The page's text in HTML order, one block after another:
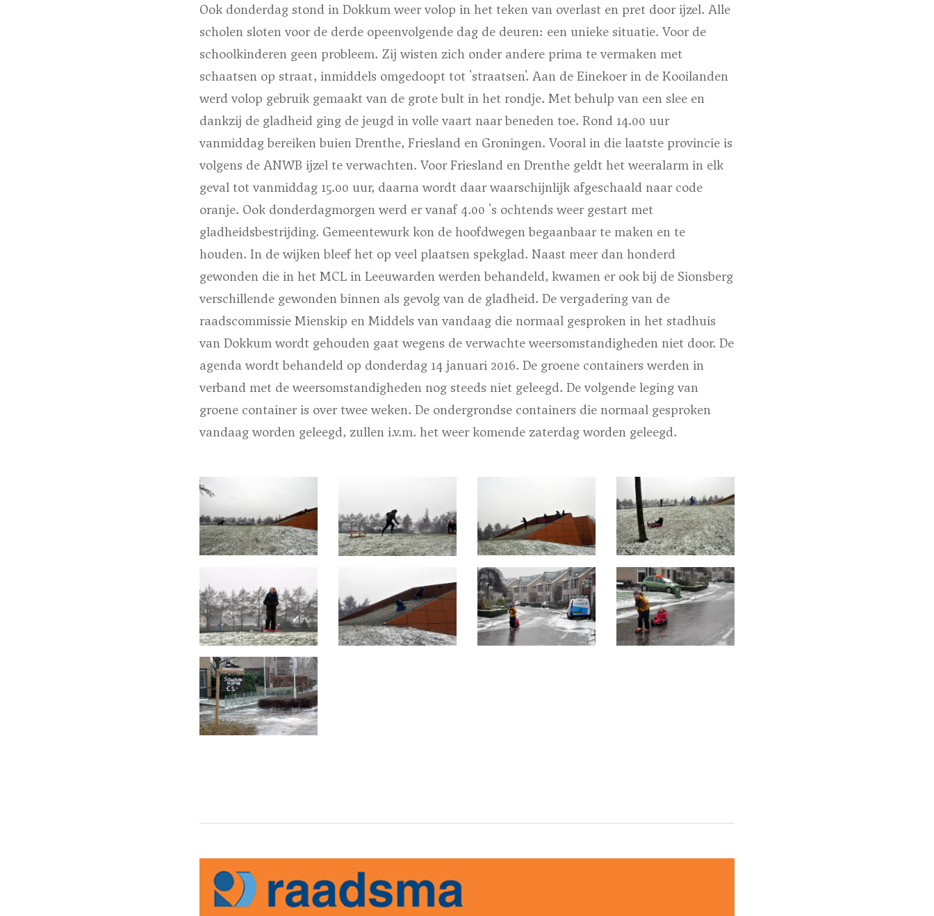
Ook donderdag stond in Dokkum weer volop in het teken van overlast en pret door ijzel. Alle
scholen sloten voor de derde opeenvolgende dag de deuren: een unieke situatie. Voor de
schoolkinderen geen probleem. Zij wisten zich onder andere prima te vermaken met
schaatsen op straat, inmiddels omgedoopt tot 'straatsen'. Aan de Einekoer in de Kooilanden
werd volop gebruik gemaakt van de grote bult in het rondje. Met behulp van een slee en
dankzij de gladheid ging de jeugd in volle vaart naar beneden toe. Rond 14.00 uur
vanmiddag bereiken buien Drenthe, Friesland en Groningen. Vooral in die laatste provincie is
volgens de ANWB ijzel te verwachten. Voor Friesland en Drenthe geldt het weeralarm in elk
geval tot vanmiddag 15.00 uur, daarna wordt daar waarschijnlijk afgeschaald naar code
oranje. Ook donderdagmorgen werd er vanaf 4.00 's ochtends weer gestart met
gladheidsbestrijding. Gemeentewurk kon de hoofdwegen begaanbaar te maken en te
houden. In de wijken bleef het op veel plaatsen spekglad. Naast meer dan honderd
gewonden die in het MCL in Leeuwarden werden behandeld, kwamen er ook bij de Sionsberg
verschillende gewonden binnen als gevolg van de gladheid. De vergadering van de
raadscommissie Mienskip en Middels van vandaag die normaal gesproken in het stadhuis
van Dokkum wordt gehouden gaat wegens de verwachte weersomstandigheden niet door. De
agenda wordt behandeld op donderdag 14 januari 2016. De groene containers werden in
verband met de weersomstandigheden nog steeds niet geleegd. De volgende leging van
groene container is over twee weken. De ondergrondse containers die normaal gesproken
vandaag worden geleegd, zullen i.v.m. het weer komende zaterdag worden geleegd.